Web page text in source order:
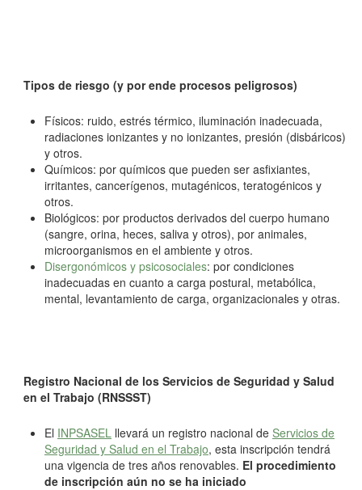
Tipos de riesgo (y por ende procesos peligrosos)
Físicos: ruido, estrés térmico, iluminación inadecuada,
radiaciones ionizantes y no ionizantes, presión (disbáricos)
y otros.
Químicos: por químicos que pueden ser asfixiantes,
irritantes, cancerígenos, mutagénicos, teratogénicos y
otros.
Biológicos: por productos derivados del cuerpo humano
(sangre, orina, heces, saliva y otros), por animales,
microorganismos en el ambiente y otros.
Disergonómicos y psicosociales: por condiciones
inadecuadas en cuanto a carga postural, metabólica,
mental, levantamiento de carga, organizacionales y otras.
Registro Nacional de los Servicios de Seguridad y Salud
en el Trabajo (RNSSST)
El INPSASEL llevará un registro nacional de Servicios de
Seguridad y Salud en el Trabajo, esta inscripción tendrá
una vigencia de tres años renovables. El procedimiento
de inscripción aún no se ha iniciado